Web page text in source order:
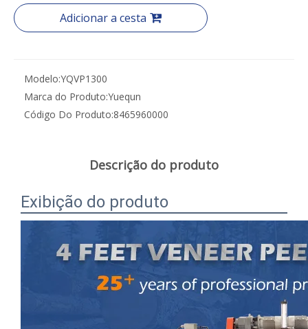
Adicionar a cesta
Modelo:YQVP1300
Marca do Produto:Yuequn
Código Do Produto:8465960000
Descrição do produto
Exibição do produto